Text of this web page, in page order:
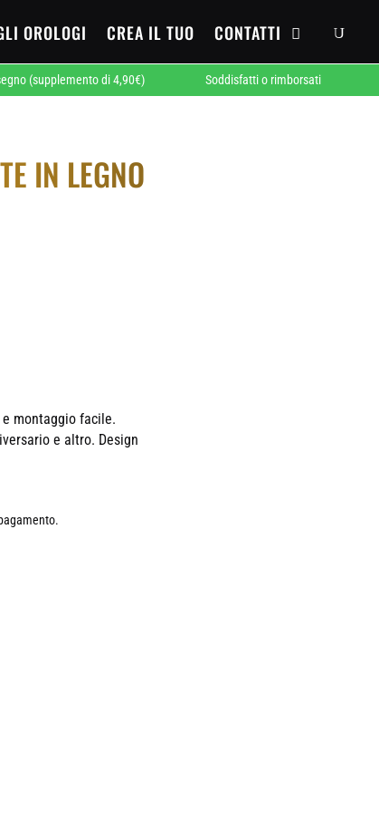
OROLOGI CREA IL TUO CONTATTI
(supplemento di 4,90€) Soddisfatti o rimborsati
IN LEGNO
montaggio facile.
e altro. Design